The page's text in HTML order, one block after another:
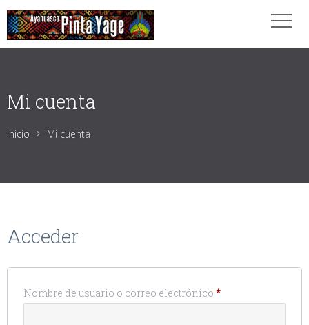
Mi cuenta
Inicio Mi cuenta
Acceder
Nombre de usuario o correo electrónico *Obligatorio